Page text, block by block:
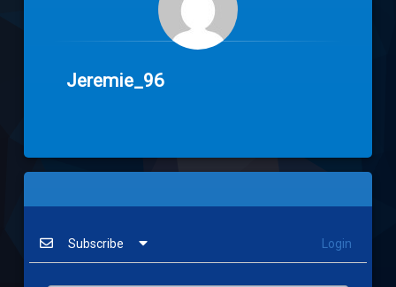
Jeremie_96
Subscribe Login